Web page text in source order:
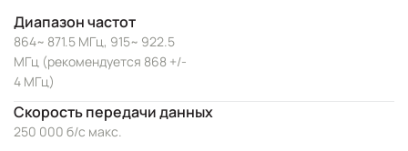
Диапазон частот
864~ 871.5 МГц, 915~ 922.5
МГц (рекомендуется 868 +/-
4 МГц)
Скорость передачи данных
250 000 б/c макс.